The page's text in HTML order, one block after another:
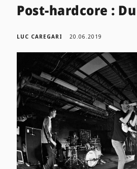
Post-hardcore :
LUC CAREGARI 20.06.2019